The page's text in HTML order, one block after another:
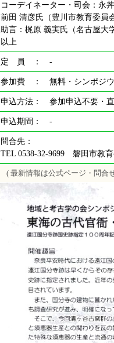
コーデイネーター・司会：永
前田 清彦氏（豊川市教育委員
助言：梶原 義実氏（名古屋大
以上
定 員 ： -
参加費 ： 無料・シンポジウ
申込方法： 参加申込不要・
申込期間： -
問合先：
TEL 0538-32-9699 磐田市教
( 最新情報は公式ページ・問